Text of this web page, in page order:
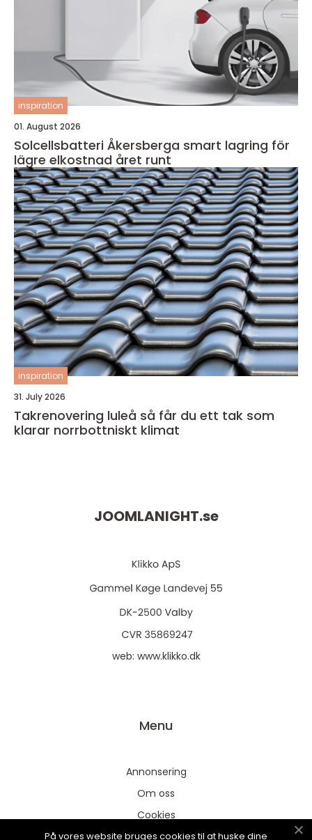
inspiration
01. August 2026
Solcellsbatteri Åkersberga smart lagring för
lägre elkostnad året runt
inspiration
31. July 2026
Takrenovering luleå så får du ett tak som
klarar norrbottniskt klimat
JOOMLANIGHT.se
web: www.klikko.dk
Menu
Annonsering
Om oss
Cookies
Kontakta oss
På vores website bruges cookies til at huske dine